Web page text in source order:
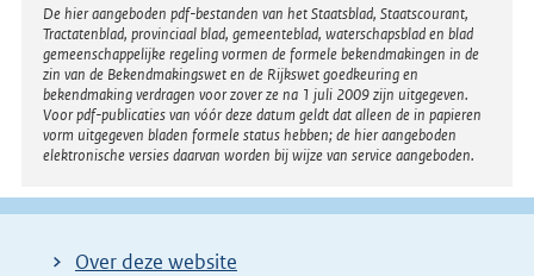
Disclaimer
De hier aangeboden pdf-bestanden van het Staatsblad, Staatscourant,
Tractatenblad, provinciaal blad, gemeenteblad, waterschapsblad en blad
gemeenschappelijke regeling vormen de formele bekendmakingen in de
zin van de Bekendmakingswet en de Rijkswet goedkeuring en
bekendmaking verdragen voor zover ze na 1 juli 2009 zijn uitgegeven.
Voor pdf-publicaties van vóór deze datum geldt dat alleen de in papieren
vorm uitgegeven bladen formele status hebben; de hier aangeboden
elektronische versies daarvan worden bij wijze van service aangeboden.
Over deze website